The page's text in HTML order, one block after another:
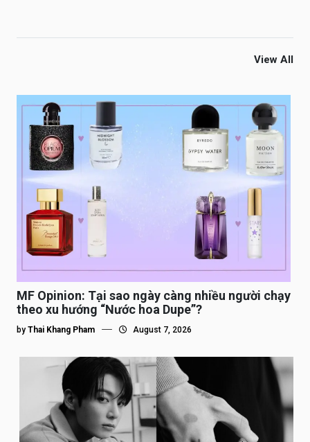
View All
MF Opinion: Tại sao ngày càng nhiều người chạy
theo xu hướng “Nước hoa Dupe”?
by Thai Khang Pham August 7, 2026